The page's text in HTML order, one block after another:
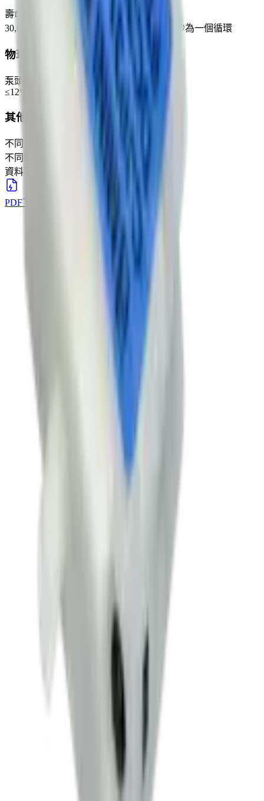
壽命實驗
30,000次, 100CC容積, 充氣7秒停2秒排氣3秒為一個循環
物理規格
泵頭尺寸
≤12*27mm
其他說明
不同電壓規格可定製
不同電壓規格可訂製
資料下載
PDF下載